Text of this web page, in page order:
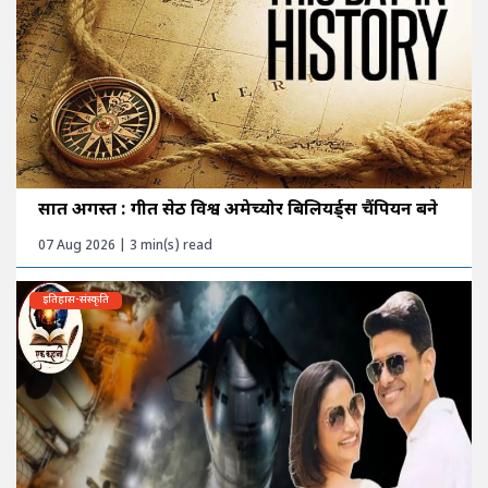
सात अगस्त : गीत सेठी विश्व अमेच्योर बिलियर्ड्स चैंपियन बने
07 Aug 2026 | 3 min(s) read
इतिहास-संस्कृति